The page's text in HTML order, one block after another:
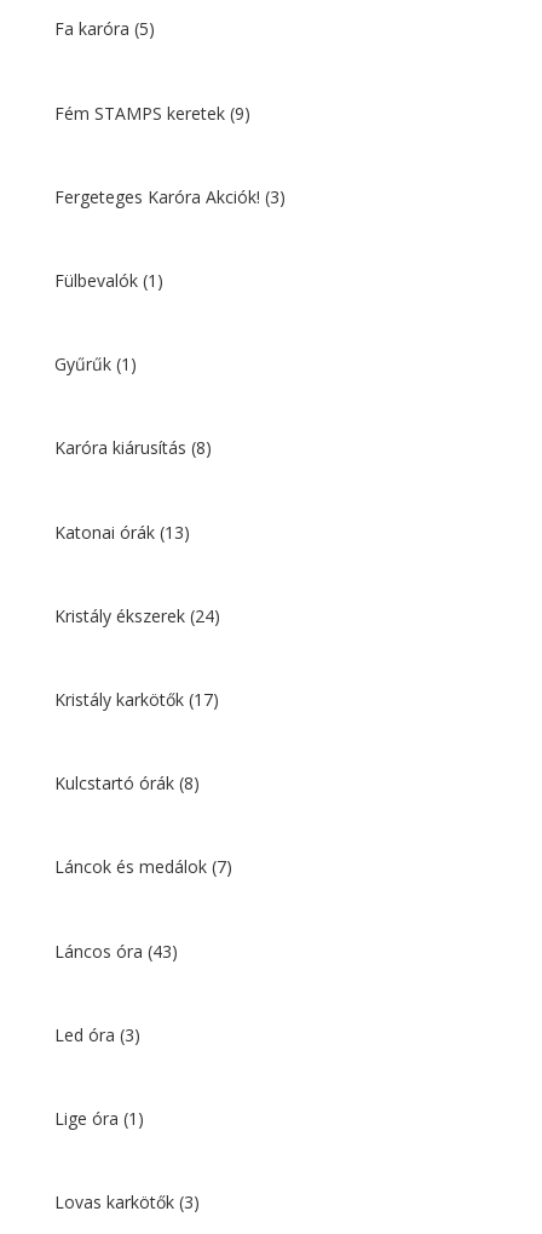
Fa karóra (5)
Fém STAMPS keretek (9)
Fergeteges Karóra Akciók! (3)
Fülbevalók (1)
Gyűrűk (1)
Karóra kiárusítás (8)
Katonai órák (13)
Kristály ékszerek (24)
Kristály karkötők (17)
Kulcstartó órák (8)
Láncok és medálok (7)
Láncos óra (43)
Led óra (3)
Lige óra (1)
Lovas karkötők (3)